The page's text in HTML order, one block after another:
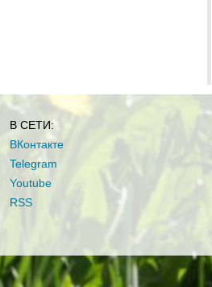
В СЕТИ:
ВКонтакте
Telegram
Youtube
RSS